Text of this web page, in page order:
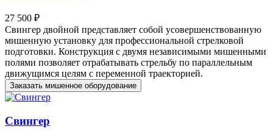
27 500 ₽
Свингер двойной представляет собой усовершенствованную
мишенную установку для профессиональной стрелковой
подготовки. Конструкция с двумя независимыми мишенными
полями позволяет отрабатывать стрельбу по параллельным
движущимся целям с переменной траекторией.
Заказать мишенное оборудование
Свингер